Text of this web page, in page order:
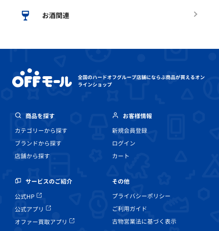
お酒関連
全国のハードオフグループ店舗にならぶ商品が買えるオン
ラインショップ
商品を探す
カテゴリーから探す
ブランドから探す
店舗から探す
お客様情報
新規会員登録
ログイン
カート
サービスのご紹介
公式HP
公式アプリ
オファー買取アプリ
その他
プライバシーポリシー
ご利用ガイド
古物営業法に基づく表示